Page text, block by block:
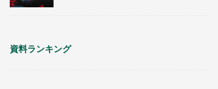
資料ランキング